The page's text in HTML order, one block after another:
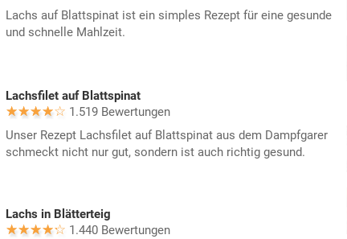
Lachs auf Blattspinat ist ein simples Rezept für eine gesunde
und schnelle Mahlzeit.
Lachsfilet auf Blattspinat
1.519 Bewertungen
Unser Rezept Lachsfilet auf Blattspinat aus dem Dampfgarer
schmeckt nicht nur gut, sondern ist auch richtig gesund.
Lachs in Blätterteig
1.440 Bewertungen